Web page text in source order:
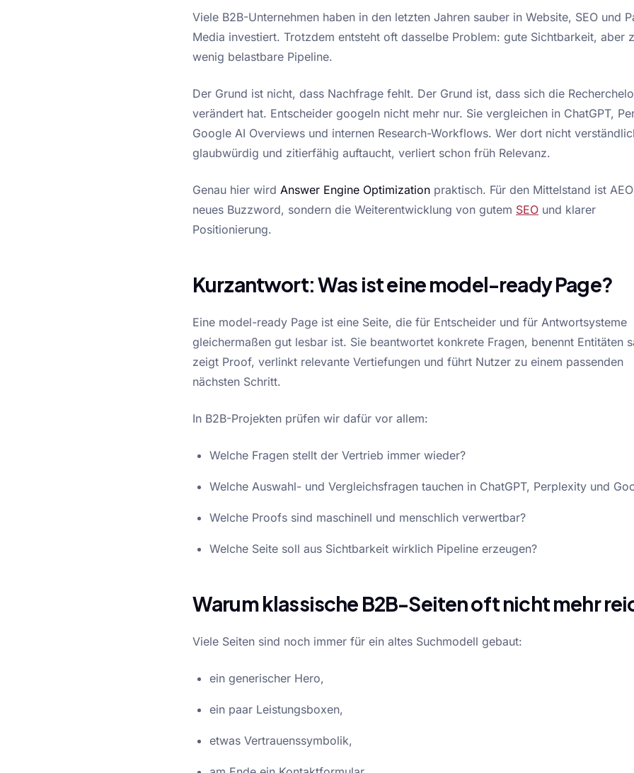
Viele B2B-Unternehmen haben in den letzten Jahren sauber in Website, SEO und
Media investiert. Trotzdem entsteht oft dasselbe Problem: gute Sichtbarkeit, aber
wenig belastbare Pipeline.
Der Grund ist nicht, dass Nachfrage fehlt. Der Grund ist, dass sich die
verändert hat. Entscheider googeln nicht mehr nur. Sie vergleichen in ChatGPT,
Google AI Overviews und internen Research-Workflows. Wer dort nicht
glaubwürdig und zitierfähig auftaucht, verliert schon früh Relevanz.
Genau hier wird Answer Engine Optimization praktisch. Für den Mittelstand ist
neues Buzzword, sondern die Weiterentwicklung von gutem SEO und klarer
Positionierung.
Kurzantwort: Was ist eine model-ready Page?
Eine model-ready Page ist eine Seite, die für Entscheider und für Antwortsysteme
gleichermaßen gut lesbar ist. Sie beantwortet konkrete Fragen, benennt Entitäten
zeigt Proof, verlinkt relevante Vertiefungen und führt Nutzer zu einem passenden
nächsten Schritt.
In B2B-Projekten prüfen wir dafür vor allem:
Welche Fragen stellt der Vertrieb immer wieder?
Welche Auswahl- und Vergleichsfragen tauchen in ChatGPT, Perplexity und
Welche Proofs sind maschinell und menschlich verwertbar?
Welche Seite soll aus Sichtbarkeit wirklich Pipeline erzeugen?
Warum klassische B2B-Seiten oft nicht mehr
Viele Seiten sind noch immer für ein altes Suchmodell gebaut:
ein generischer Hero,
ein paar Leistungsboxen,
etwas Vertrauenssymbolik,